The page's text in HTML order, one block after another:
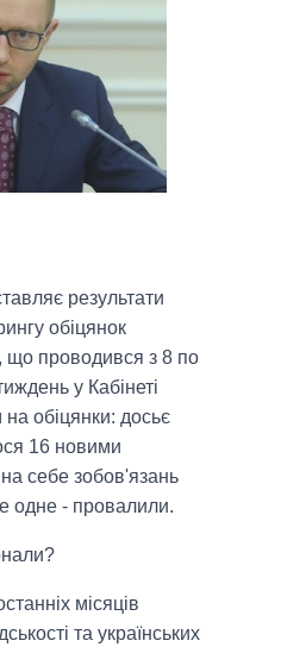
результати
обіцянок
що проводився з 8 по
у Кабінеті
на обіцянки: досьє
16 новими
себе зобов'язань
одне - провалили.
місяців
та українських